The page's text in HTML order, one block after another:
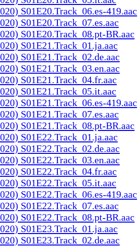
S01E20.Track_06.es-419.aac
S01E20.Track_07.es.aac
S01E20.Track_08.pt-BR.aac
S01E21.Track_01.ja.aac
S01E21.Track_02.de.aac
S01E21.Track_03.en.aac
S01E21.Track_04.fr.aac
S01E21.Track_05.it.aac
S01E21.Track_06.es-419.aac
S01E21.Track_07.es.aac
S01E21.Track_08.pt-BR.aac
S01E22.Track_01.ja.aac
S01E22.Track_02.de.aac
S01E22.Track_03.en.aac
S01E22.Track_04.fr.aac
S01E22.Track_05.it.aac
S01E22.Track_06.es-419.aac
S01E22.Track_07.es.aac
S01E22.Track_08.pt-BR.aac
S01E23.Track_01.ja.aac
S01E23.Track_02.de.aac